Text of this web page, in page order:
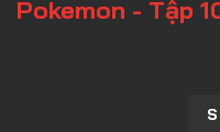
Pokemon - Tập